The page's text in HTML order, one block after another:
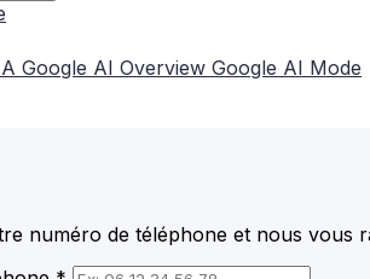
Google AI Overview Google AI Mode
numéro de téléphone et nous vous